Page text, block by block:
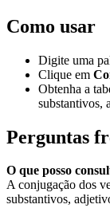
Como usar
Digite uma
Clique em
Obtenha a
substantivos,
Perguntas
O que posso
A conjugação dos
substantivos,